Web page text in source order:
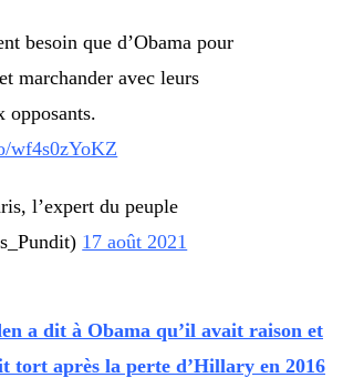
besoin que d’Obama pour
marchander avec leurs
opposants.
wf4s0zYoKZ
l’expert du peuple
17 août 2021
a dit à Obama qu’il avait raison et
tort après la perte d’Hillary en 2016